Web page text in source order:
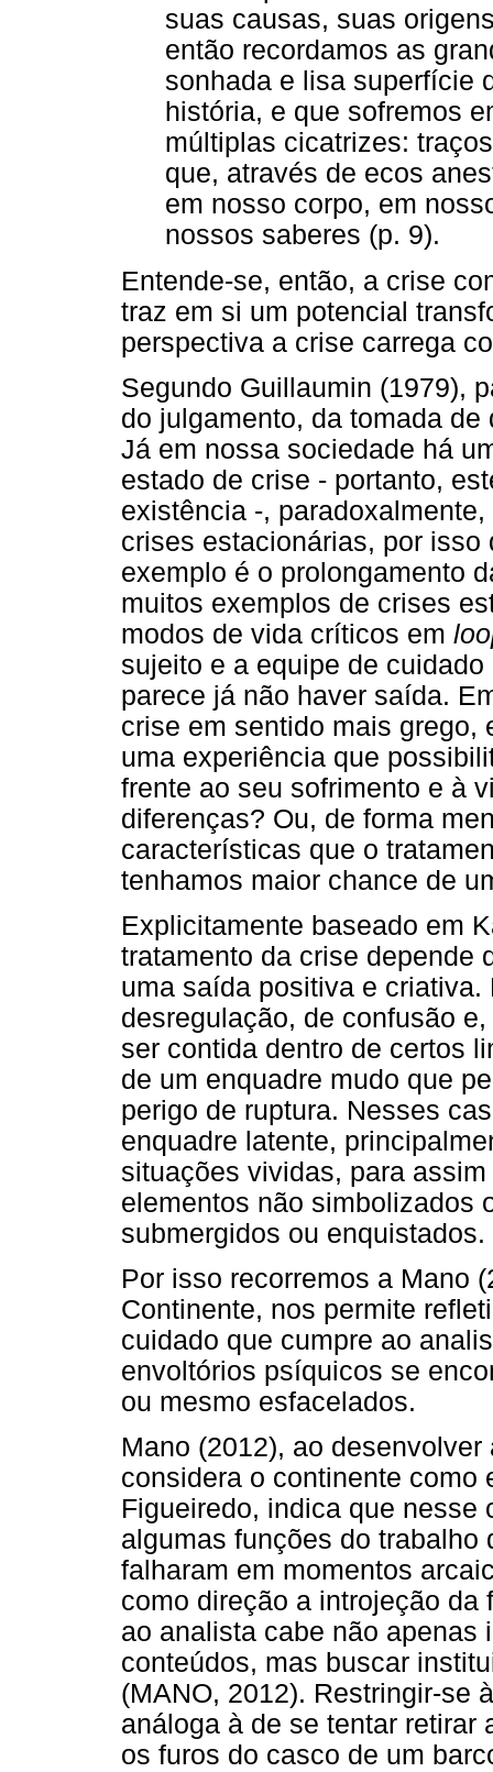
suas causas, suas
então recordamos as
sonhada e lisa superfície
história, e que sofremos
múltiplas cicatrizes:
que, através de ecos
em nosso corpo, em
nossos saberes (p. 9).
Entende-se, então, a crise
traz em si um potencial
perspectiva a crise carrega
Segundo Guillaumin (1979),
do julgamento, da tomada
Já em nossa sociedade há
estado de crise - portanto,
existência -,
crises estacionárias, por
exemplo é o prolongamento
muitos exemplos de crises
modos de vida críticos em
sujeito e a equipe de
parece já não haver saída.
crise em sentido mais grego,
uma experiência que
frente ao seu sofrimento e à
diferenças? Ou, de forma
características que o
tenhamos maior chance de
Explicitamente baseado em
tratamento da crise depende
uma saída positiva e
desregulação, de confusão
ser contida dentro de certos
de um enquadre mudo que
perigo de ruptura. Nesses
enquadre latente,
situações vividas, para
elementos não simbolizados
submergidos ou enquistados.
Por isso recorremos a Mano
Continente, nos permite
cuidado que cumpre ao
envoltórios psíquicos se
ou mesmo esfacelados.
Mano (2012), ao
considera o continente como
Figueiredo, indica que nesse
algumas funções do
falharam em momentos
como direção a introjeção
ao analista cabe não apenas
conteúdos, mas buscar
(MANO, 2012). Restringir-se
análoga à de se tentar retirar
os furos do casco de um